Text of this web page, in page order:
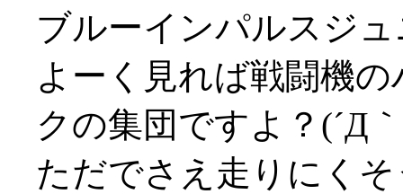
ブルーインパルスジ
よーく見れば戦闘機
クの集団ですよ？(´Д
ただでさえ走りにく